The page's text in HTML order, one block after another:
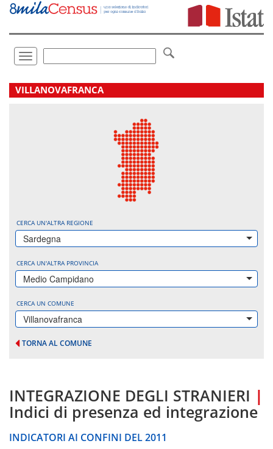
Vai
direttamente
Toggle
navigation
.
VILLANOVAFRANCA
CERCA UN'ALTRA REGIONE
Sardegna
CERCA UN'ALTRA PROVINCIA
Medio Campidano
CERCA UN COMUNE
Villanovafranca
TORNA AL COMUNE
INTEGRAZIONE DEGLI STRANIERI |
Indici di presenza ed integrazione
INDICATORI AI CONFINI DEL 2011